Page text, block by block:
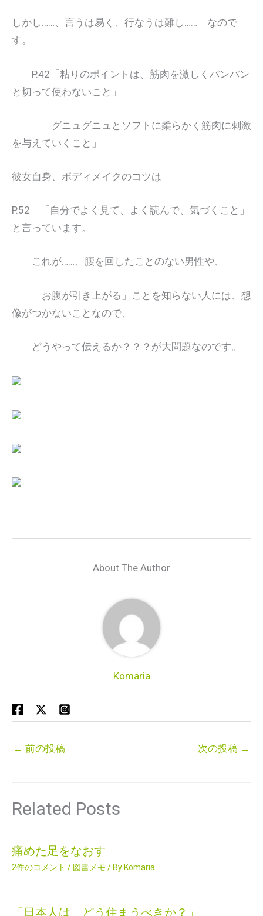
しかし……、言うは易く、行なうは難し…… なので
す。
P.42「粘りのポイントは、筋肉を激しくバンバン
と切って使わないこと」
「グニュグニュとソフトに柔らかく筋肉に刺激
を与えていくこと」
彼女自身、ボディメイクのコツは
P.52 「自分でよく見て、よく読んで、気づくこと」
と言っています。
これが……、腰を回したことのない男性や、
「お腹が引き上がる」ことを知らない人には、想
像がつかないことなので、
どうやって伝えるか？？？が大問題なのです。
About The Author
Komaria
← 前の投稿 次の投稿 →
Related Posts
痛めた足をなおす
2件のコメント / 図書メモ / By Komaria
「日本人は どう住まうべきか？」